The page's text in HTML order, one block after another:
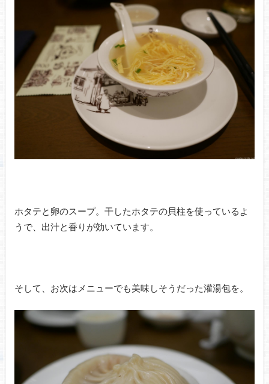
ホタテと卵のスープ。干したホタテの貝柱を使っているよ
うで、出汁と香りが効いています。
そして、お次はメニューでも美味しそうだった灌湯包を。